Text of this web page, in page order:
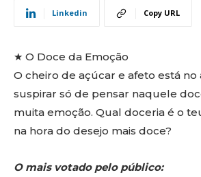
Linkedin Copy URL
★ O Doce da Emoção
O cheiro de açúcar e afeto está no
suspirar só de pensar naquele
muita emoção. Qual doceria é o
na hora do desejo mais doce?
O mais votado pelo público: